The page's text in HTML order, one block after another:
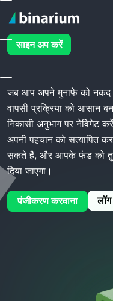
साइन अप करें
होम Binarium वापस लेना
Binarium
जब आप अपने मुनाफे को नकद
वापसी प्रक्रिया को आसान
निकासी अनुभाग पर नेविगेट
अपनी पहचान को सत्यापित
सकते हैं, और आपके फंड को
दिया जाएगा।
पंजीकरण करवाना